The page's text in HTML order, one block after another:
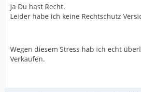
Ja Du hast Recht.
Leider habe ich keine Rechtschutz
Wegen diesem Stress hab ich echt
Verkaufen.